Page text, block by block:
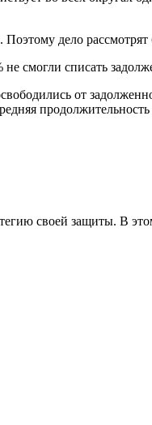
дело рассмотрят
смогли списать
от
своей защиты. В